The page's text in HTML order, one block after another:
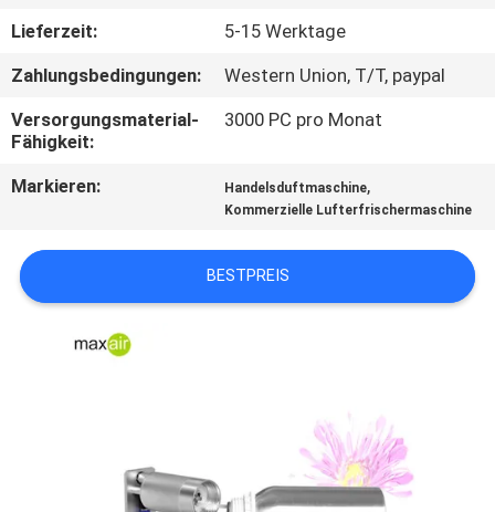
IN
VERBINDUNG
FORDERN
SIE EIN
SHOPPING
ONLINE
PRIVACY
Lieferzeit:
5-15 Werktage
Zahlungsbedingungen:
Western Union, T/T, paypal
Versorgungsmaterial-
Fähigkeit:
3000 PC pro Monat
Markieren: Handelsduftmaschine,
Kommerzielle Lufterfrischermaschine
BESTPREIS